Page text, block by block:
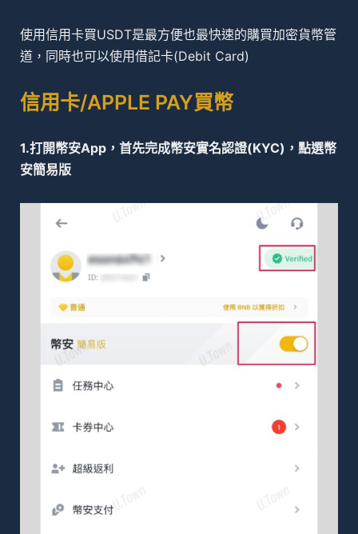
使用信用卡買USDT是最方便也最快速的購買加密貨幣管
道，同時也可以使用借記卡(Debit Card)
信用卡/APPLE PAY買幣
1.打開幣安App，首先完成幣安實名認證(KYC)，點選幣
安簡易版